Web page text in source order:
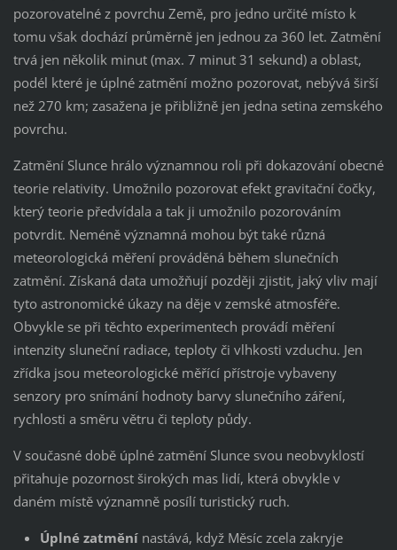
pozorovatelné z povrchu Země, pro jedno určité místo k
tomu však dochází průměrně jen jednou za 360 let. Zatmění
trvá jen několik minut (max. 7 minut 31 sekund) a oblast,
podél které je úplné zatmění možno pozorovat, nebývá širší
než 270 km; zasažena je přibližně jen jedna setina zemského
povrchu.
Zatmění Slunce hrálo významnou roli při dokazování obecné
teorie relativity. Umožnilo pozorovat efekt gravitační čočky,
který teorie předvídala a tak ji umožnilo pozorováním
potvrdit. Neméně významná mohou být také různá
meteorologická měření prováděná během slunečních
zatmění. Získaná data umožňují později zjistit, jaký vliv mají
tyto astronomické úkazy na děje v zemské atmosféře.
Obvykle se při těchto experimentech provádí měření
intenzity sluneční radiace, teploty či vlhkosti vzduchu. Jen
zřídka jsou meteorologické měřící přístroje vybaveny
senzory pro snímání hodnoty barvy slunečního záření,
rychlosti a směru větru či teploty půdy.
V současné době úplné zatmění Slunce svou neobvyklostí
přitahuje pozornost širokých mas lidí, která obvykle v
daném místě významně posílí turistický ruch.
Úplné zatmění nastává, když Měsíc zcela zakryje